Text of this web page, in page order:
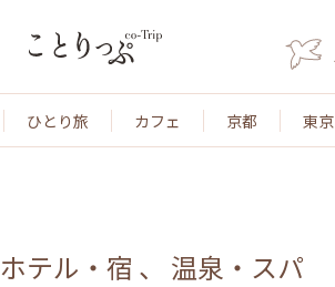
ひとり旅 カフェ 京都 東京
ホテル・宿 、 温泉・スパ